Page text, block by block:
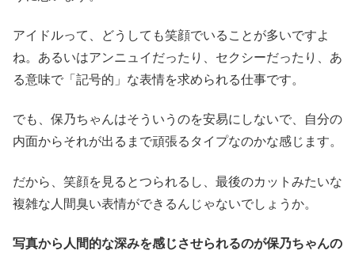
アイドルって、どうしても笑顔でいることが多いですよ
ね。あるいはアンニュイだったり、セクシーだったり、あ
る意味で「記号的」な表情を求められる仕事です。
でも、保乃ちゃんはそういうのを安易にしないで、自分の
内面からそれが出るまで頑張るタイプなのかな感じます。
だから、笑顔を見るとつられるし、最後のカットみたいな
複雑な人間臭い表情ができるんじゃないでしょうか。
写真から人間的な深みを感じさせられるのが保乃ちゃんの